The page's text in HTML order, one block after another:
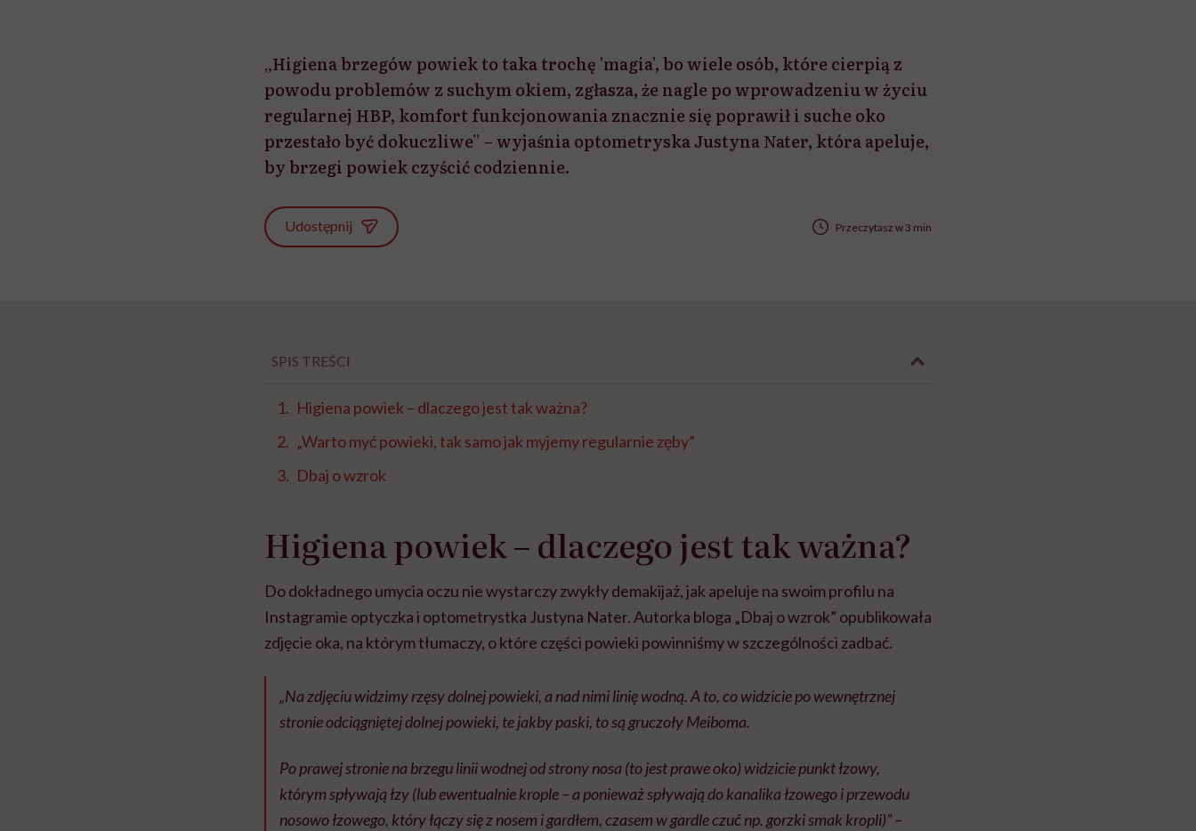
„Higiena brzegów powiek to taka trochę 'magia’, bo wiele osób, które cierpią z
powodu problemów z suchym okiem, zgłasza, że nagle po wprowadzeniu w życiu
regularnej HBP, komfort funkcjonowania znacznie się poprawił i suche oko
przestało być dokuczliwe” – wyjaśnia optometryska Justyna Nater, która apeluje,
by brzegi powiek czyścić codziennie.
Udostępnij Przeczytasz w 3 min
SPIS TREŚCI
Higiena powiek – dlaczego jest tak ważna?
„Warto myć powieki, tak samo jak myjemy regularnie zęby”
Dbaj o wzrok
Higiena powiek – dlaczego jest tak ważna?
Do dokładnego umycia oczu nie wystarczy zwykły demakijaż, jak apeluje na swoim profilu na
Instagramie optyczka i optometrystka Justyna Nater. Autorka bloga „Dbaj o wzrok” opublikowała
zdjęcie oka, na którym tłumaczy, o które części powieki powinniśmy w szczególności zadbać.
„Na zdjęciu widzimy rzęsy dolnej powieki, a nad nimi linię wodną. A to, co widzicie po wewnętrznej
stronie odciągniętej dolnej powieki, te jakby paski, to są gruczoły Meiboma.
Po prawej stronie na brzegu linii wodnej od strony nosa (to jest prawe oko) widzicie punkt łzowy,
którym spływają łzy (lub ewentualnie krople – a ponieważ spływają do kanalika łzowego i przewodu
nosowo łzowego, który łączy się z nosem i gardłem, czasem w gardle czuć np. gorzki smak kropli)” –